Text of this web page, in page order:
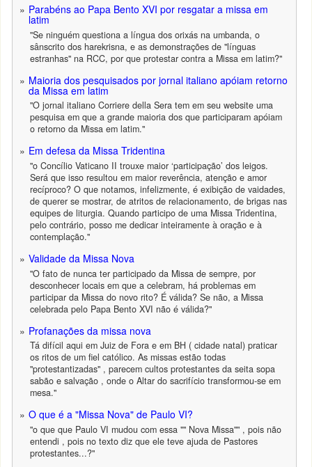
Parabéns ao Papa Bento XVI por resgatar a missa em
latim
"Se ninguém questiona a língua dos orixás na umbanda, o
sânscrito dos harekrisna, e as demonstrações de "línguas
estranhas" na RCC, por que protestar contra a Missa em latim?"
Maioria dos pesquisados por jornal italiano apóiam retorno
da Missa em latim
"O jornal italiano Corriere della Sera tem em seu website uma
pesquisa em que a grande maioria dos que participaram apóiam
o retorno da Missa em latim."
Em defesa da Missa Tridentina
"o Concílio Vaticano II trouxe maior ‘participação’ dos leigos.
Será que isso resultou em maior reverência, atenção e amor
recíproco? O que notamos, infelizmente, é exibição de vaidades,
de querer se mostrar, de atritos de relacionamento, de brigas nas
equipes de liturgia. Quando participo de uma Missa Tridentina,
pelo contrário, posso me dedicar inteiramente à oração e à
contemplação."
Validade da Missa Nova
"O fato de nunca ter participado da Missa de sempre, por
desconhecer locais em que a celebram, há problemas em
participar da Missa do novo rito? É válida? Se não, a Missa
celebrada pelo Papa Bento XVI não é válida?"
Profanações da missa nova
Tá difícil aqui em Juiz de Fora e em BH ( cidade natal) praticar
os ritos de um fiel católico. As missas estão todas
"protestantizadas" , parecem cultos protestantes da seita sopa
sabão e salvação , onde o Altar do sacrifício transformou-se em
mesa."
O que é a "Missa Nova" de Paulo VI?
"o que que Paulo VI mudou com essa "" Nova Missa"" , pois não
entendi , pois no texto diz que ele teve ajuda de Pastores
protestantes...?"